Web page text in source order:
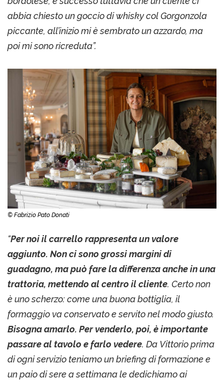
abbia chiesto un goccio di whisky col Gorgonzola
piccante, all’inizio mi è sembrato un azzardo, ma
poi mi sono ricreduta”.
© Fabrizio Pato Donati
“Per noi il carrello rappresenta un valore
aggiunto. Non ci sono grossi margini di
guadagno, ma può fare la differenza anche in una
trattoria, mettendo al centro il cliente. Certo non
è uno scherzo: come una buona bottiglia, il
formaggio va conservato e servito nel modo giusto.
Bisogna amarlo. Per venderlo, poi, è importante
passare al tavolo e farlo vedere. Da Vittorio prima
di ogni servizio teniamo un briefing di formazione e
un paio di sere a settimana le dedichiamo ai